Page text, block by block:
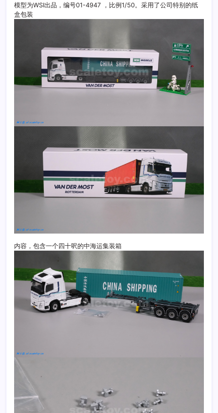
模型为WSI出品，编号01-4947 ，比例1/50。采用了公司特别的纸
盒包装
内容，包含一个四十呎的中海运集装箱